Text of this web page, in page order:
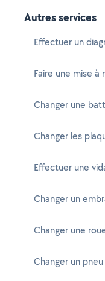
Autres services
Effectuer un
Faire une mise à
Changer une
Changer les
Effectuer une
Changer un
Changer une
Changer un pneu